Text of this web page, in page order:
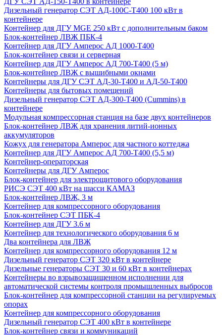
Дизельный генератор СЭТ АД-100С-Т400 100 кВт в
контейнере
Контейнер для ДГУ MGE 250 кВт с дополнительным баком
Блок-контейнер ЛВЖ ПБК-4
Контейнер для ДГУ Амперос АД 1000-Т400
Блок-контейнер связи и серверная
Контейнер для ДГУ Амперос АД 700-Т400 (5 м)
Блок-контейнер ЛВЖ с вышибными окнами
Контейнеры для ДГУ СЭТ АД-30-Т400 и АД-50-Т400
Контейнеры для бытовых помещений
Дизельный генератор СЭТ АД-300-Т400 (Cummins) в
контейнере
Модульная компрессорная станция на базе двух контейнеров
Блок-контейнер ЛВЖ для хранения литий-ионных
аккумуляторов
Кожух для генератора Амперос для частного коттеджа
Контейнер для ДГУ Амперос АД 700-Т400 (5,5 м)
Контейнер-операторская
Контейнеры для ДГУ Амперос
Блок-контейнер для электрощитового оборудования
РИСЭ СЭТ 400 кВт на шасси КАМАЗ
Блок-контейнер ЛВЖ, 3 м
Контейнер для компрессорного оборудования
Блок-контейнер СЭТ ПБК-4
Контейнер для ДГУ 3.6 м
Контейнер для технологического оборудования 6 м
Два контейнера для ЛВЖ
Контейнер для компрессорного оборудования 12 м
Дизельный генератор СЭТ 320 кВт в контейнере
Дизельные генераторы СЭТ 30 и 60 кВт в контейнерах
Контейнеры во взрывозащищенном исполнении для
автоматической системы контроля промышленных выбросов
Блок-контейнер для компрессорной станции на регулируемых
опорах
Контейнер для компрессорного оборудования
Дизельный генератор СЭТ 400 кВт в контейнере
Блок-контейнер связи и коммуникаций